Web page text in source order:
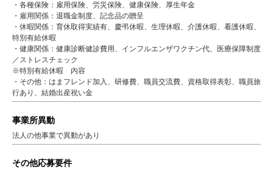
・各種保険：雇用保険、労災保険、健康保険、厚生年金
・雇用関係：退職金制度、記念品の贈呈
・休暇関係：育休取得実績有、慶弔休暇、生理休暇、介護休暇、看護休暇、
特別有給休暇
・健康関係：健康診断健診費用、インフルエンザワクチン代、医療保障制度
／ストレスチェック
※特別有給休暇 内容
・その他：はまフレンド加入、研修費、職員交流費、資格取得表彰、職員旅
行あり、結婚出産祝い金
事業所異動
法人の他事業で異動があり
その他応募要件